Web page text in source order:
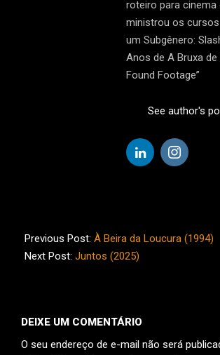
roteiro para cinema
ministrou os cursos
um Subgênero:
Anos de A Bruxa
Found Footage”
See author's
08-
28
Previous Post: À Beira da Loucura (1994)
Next Post: Juntos (2025)
DEIXE UM COMENTÁRIO
O seu endereço de e-mail não será